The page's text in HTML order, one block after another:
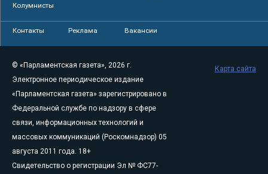
Колумнисты
Контакты Реклама Вакансии
© «Парламентская газета», 2026 г.
Электронное периодическое издание
«Парламентская газета» зарегистрировано в
Федеральной службе по надзору в сфере
связи, информационных технологий и
массовых коммуникаций (Роскомнадзор) 05
августа 2011 года. 18+
Свидетельство о регистрации Эл № ФС77-
Карта сайта